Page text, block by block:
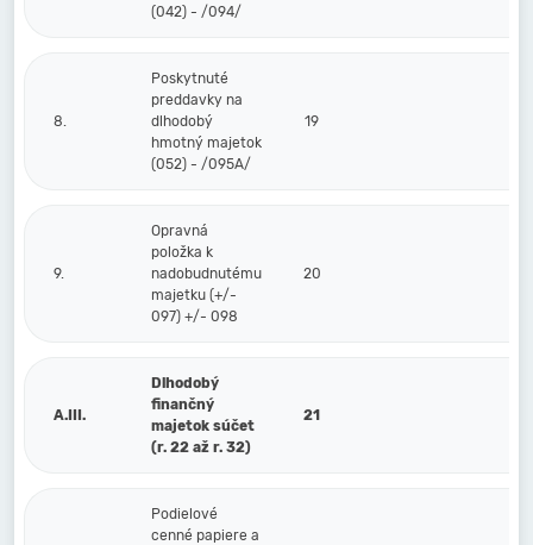
(042) - /094/
8.
Poskytnuté
preddavky na
dlhodobý
hmotný majetok
(052) - /095A/
19
9.
Opravná
položka k
nadobudnutému
majetku (+/-
097) +/- 098
20
A.III.
Dlhodobý
finančný
majetok súčet
(r. 22 až r. 32)
21
Podielové
cenné papiere a